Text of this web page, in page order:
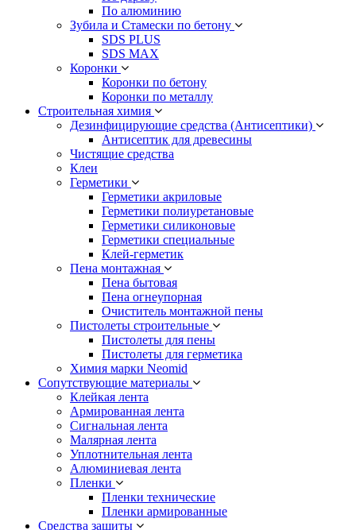
По алюминию
Зубила и Стамески по бетону
SDS PLUS
SDS MAX
Коронки
Коронки по бетону
Коронки по металлу
Строительная химия
Дезинфицирующие средства (Антисептики)
Антисептик для древесины
Чистящие средства
Клеи
Герметики
Герметики акриловые
Герметики полиуретановые
Герметики силиконовые
Герметики специальные
Клей-герметик
Пена монтажная
Пена бытовая
Пена огнеупорная
Очиститель монтажной пены
Пистолеты строительные
Пистолеты для пены
Пистолеты для герметика
Химия марки Neomid
Сопутствующие материалы
Клейкая лента
Армированная лента
Сигнальная лента
Малярная лента
Уплотнительная лента
Алюминиевая лента
Пленки
Пленки технические
Пленки армированные
Средства защиты